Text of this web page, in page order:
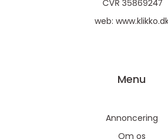
web:
Menu
Annoncering
Om os